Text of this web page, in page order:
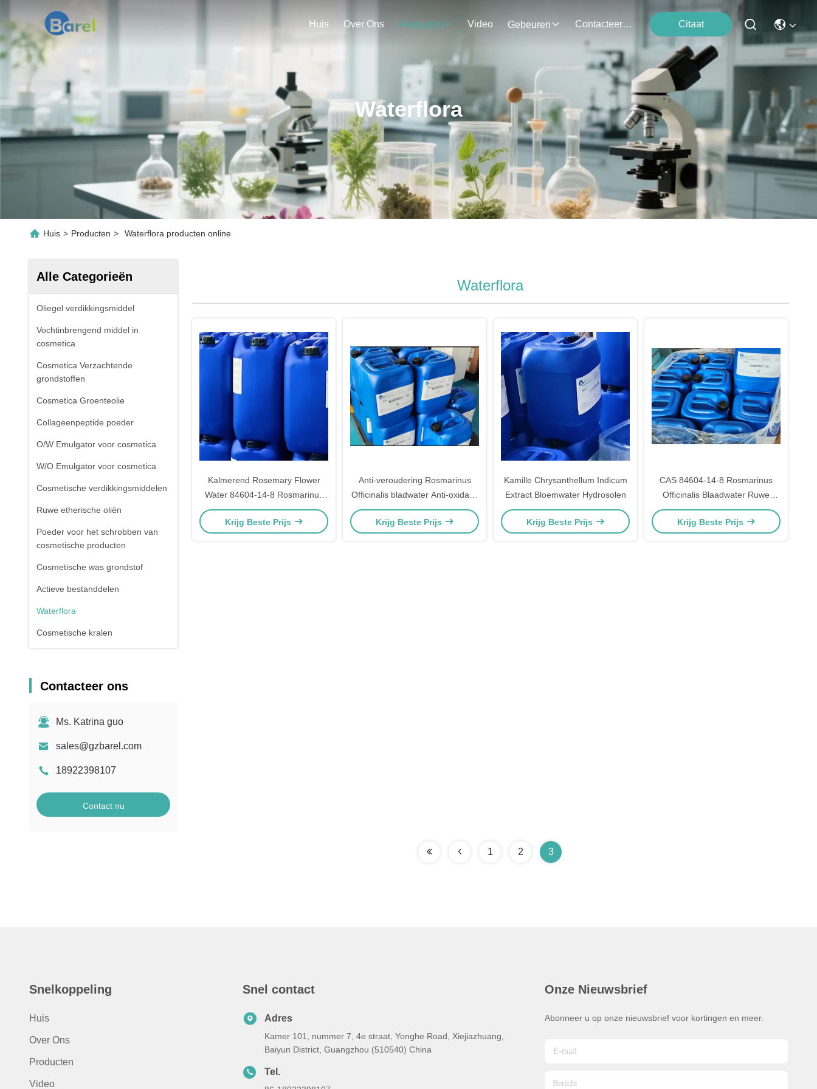
Huis Over Ons Producten Video Gebeuren Contacteer Ons Citaat
Waterflora
Huis > Producten > Waterflora producten online
Alle Categorieën
Oliegel verdikkingsmiddel
Vochtinbrengend middel in
cosmetica
Cosmetica Verzachtende
grondstoffen
Cosmetica Groenteolie
Collageenpeptide poeder
O/W Emulgator voor cosmetica
W/O Emulgator voor cosmetica
Cosmetische verdikkingsmiddelen
Ruwe etherische oliën
Poeder voor het schrobben van
cosmetische producten
Cosmetische was grondstof
Actieve bestanddelen
Waterflora
Cosmetische kralen
Contacteer ons
Ms. Katrina guo
sales@gzbarel.com
18922398107
Contact nu
Waterflora
Kalmerend Rosemary Flower
Water 84604-14-8 Rosmarinus
Officinalis Bladwater Hydrosolen
Krijg Beste Prijs
Anti-veroudering Rosmarinus
Officinalis bladwater Anti-oxidatie
Rosemary bladwater
Krijg Beste Prijs
Kamille Chrysanthellum Indicum
Extract Bloemwater Hydrosolen
Krijg Beste Prijs
CAS 84604-14-8 Rosmarinus
Officinalis Blaadwater Ruwe
cosmetica
Krijg Beste Prijs
1 2 3
Snelkoppeling
Huis
Over Ons
Producten
Video
Snel contact
Adres
Kamer 101, nummer 7, 4e straat, Yonghe Road, Xiejiazhuang,
Baiyun District, Guangzhou (510540) China
Tel.
Onze Nieuwsbrief
Abonneer u op onze nieuwsbrief voor kortingen en meer.